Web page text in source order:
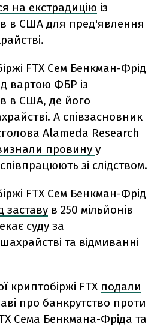
на екстрадицію із
в США для пред'явлення
FTX Сем Бенкман-Фрід
вартою ФБР із
в США, де його
А співзасновник
Alameda Research
провину у
зі слідством.
FTX Сем Бенкман-Фрід
заставу в 250 мільйонів
суду за
та відмиванні
криптобіржі FTX подали
про банкрутство проти
Сема Бенкмана-Фріда та